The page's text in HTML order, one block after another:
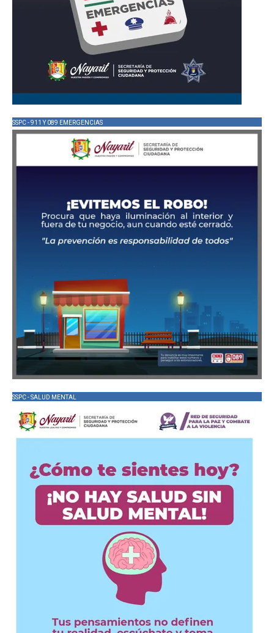
SSPC - 911 Y 089 EMERGENCIAS
SSPC - SALUD MENTAL